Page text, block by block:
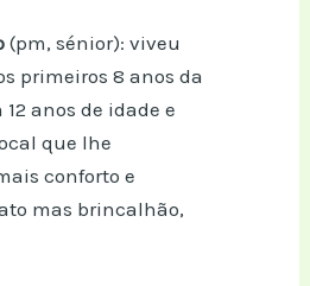
(pm, sénior): viveu
primeiros 8 anos da
anos de idade e
que lhe
conforto e
mas brincalhão,